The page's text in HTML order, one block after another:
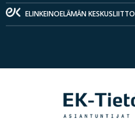
ELINKEINOELÄMÄN KESKUSLIITTO